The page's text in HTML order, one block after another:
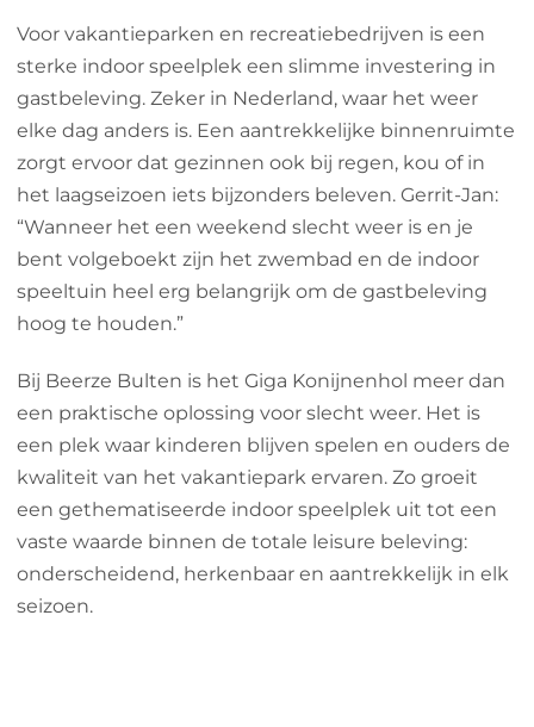
Voor vakantieparken en recreatiebedrijven is een
sterke indoor speelplek een slimme investering in
gastbeleving. Zeker in Nederland, waar het weer
elke dag anders is. Een aantrekkelijke binnenruimte
zorgt ervoor dat gezinnen ook bij regen, kou of in
het laagseizoen iets bijzonders beleven. Gerrit-Jan:
“Wanneer het een weekend slecht weer is en je
bent volgeboekt zijn het zwembad en de indoor
speeltuin heel erg belangrijk om de gastbeleving
hoog te houden.”
Bij Beerze Bulten is het Giga Konijnenhol meer dan
een praktische oplossing voor slecht weer. Het is
een plek waar kinderen blijven spelen en ouders de
kwaliteit van het vakantiepark ervaren. Zo groeit
een gethematiseerde indoor speelplek uit tot een
vaste waarde binnen de totale leisure beleving:
onderscheidend, herkenbaar en aantrekkelijk in elk
seizoen.